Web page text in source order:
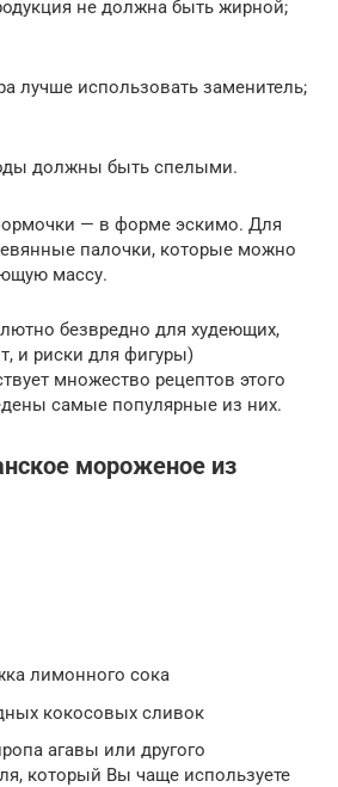
не должна быть жирной;
лучше использовать заменитель;
должны быть спелыми.
— в форме эскимо. Для
палочки, которые можно
массу.
безвредно для худеющих,
и риски для фигуры)
множество рецептов этого
самые популярные из них.
мороженое из
лимонного сока
кокосовых сливок
агавы или другого
который Вы чаще используете